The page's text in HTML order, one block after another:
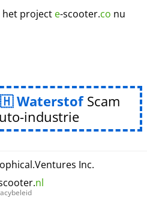
het project e-scooter.co nu
WaterstofScam
industrie
.Ventures Inc.
nl